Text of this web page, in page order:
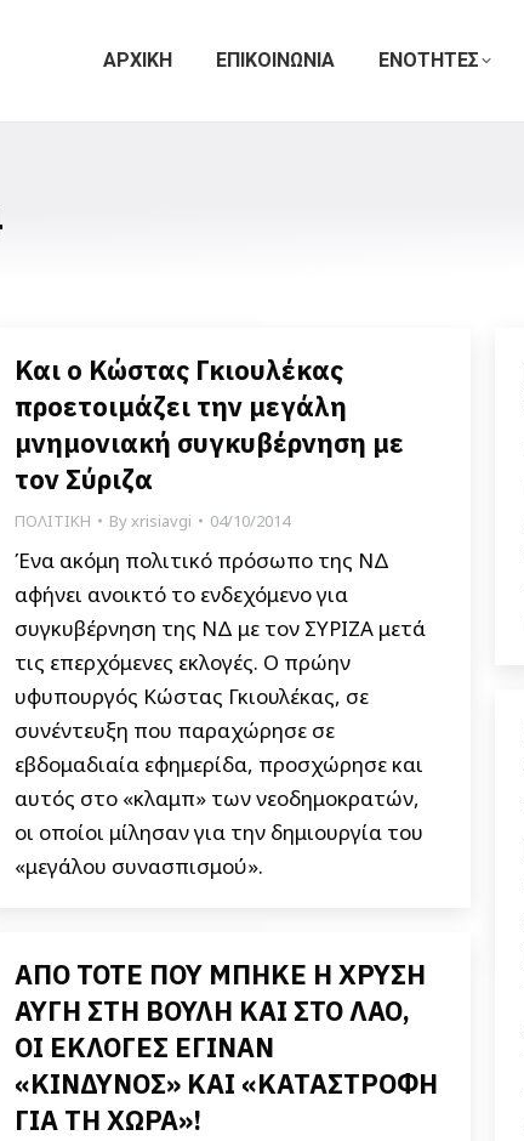
ΑΡΧΙΚΗ ΕΠΙΚΟΙΝΩΝΙΑ ΕΝΟΤΗΤΕΣ
Και ο Κώστας Γκιουλέκας
προετοιμάζει την μεγάλη
μνημονιακή συγκυβέρνηση με
τον Σύριζα
ΠΟΛΙΤΙΚΗ Byxrisiavgi 04/10/2014
Ένα ακόμη πολιτικό πρόσωπο της ΝΔ
αφήνει ανοικτό το ενδεχόμενο για
συγκυβέρνηση της ΝΔ με τον ΣΥΡΙΖΑ μετά
τις επερχόμενες εκλογές. Ο πρώην
υφυπουργός Κώστας Γκιουλέκας, σε
συνέντευξη που παραχώρησε σε
εβδομαδιαία εφημερίδα, προσχώρησε και
αυτός στο «κλαμπ» των νεοδημοκρατών,
οι οποίοι μίλησαν για την δημιουργία του
«μεγάλου συνασπισμού».
ΑΠΟ ΤΟΤΕ ΠΟΥ ΜΠΗΚΕ Η ΧΡΥΣΗ
ΑΥΓΗ ΣΤΗ ΒΟΥΛΗ ΚΑΙ ΣΤΟ ΛΑΟ,
ΟΙ ΕΚΛΟΓΕΣ ΕΓΙΝΑΝ
«ΚΙΝΔΥΝΟΣ» ΚΑΙ «ΚΑΤΑΣΤΡΟΦΗ
ΓΙΑ ΤΗ ΧΩΡΑ»!